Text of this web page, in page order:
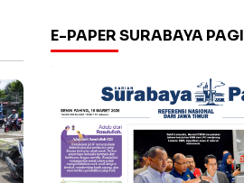
E-PAPER SURABAYA PAGI